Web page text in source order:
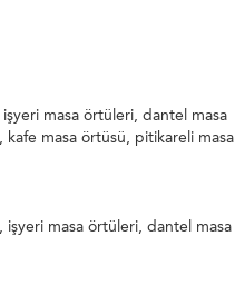
masa örtüleri, dantel masa
masa örtüsü, pitikareli masa
masa örtüleri, dantel masa